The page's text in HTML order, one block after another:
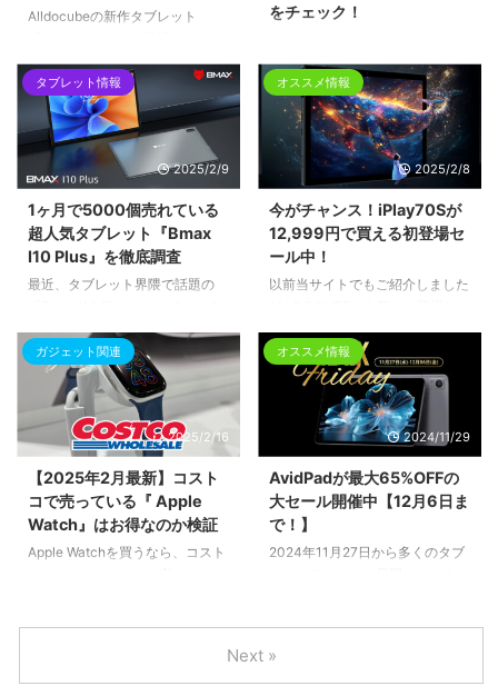
Alldocubeの新作タブレット
インチ2.5Kの高解像度ディスプレ
イ、大容量ストレージ、パワフル
なバッテリーを搭載し、4G LTE
対応のエンターテインメントから
仕事まで幅広く活用できるモデル
です。さらに、前モデルとなる
「iPlay 60 Pro」との比較も行
い、それぞれの特徴を詳しく解説
します。
をチェック！
「N100 Hi10 Max」！現在、
Amazonでは6,000円引きのクー
ポンが配布中で、大変お得に手に
入れるチャンスです。
タブレット情報
2025/2/9
1ヶ月で5000個売れている
超人気タブレット『Bmax
I10 Plus』を徹底調査
最近、タブレット界隈で話題の
く、これはちょっと気になる。
「安いタブレットって結局使えな
いでしょ？」なんて思っている人
もいるかもしれませんが、 実際
に調べてみたら、意外とやるじゃ
んコイツ…！今回はそんなBmax
I10 Plusの魅力を深掘りしていき
たいと思います。
オススメ情報
2025/2/8
今がチャンス！iPlay70Sが
12,999円で買える初登場セ
ール中！
以前当サイトでもご紹介しました
いよ7月8日に発売となりまし
た。初登場特別価格でなんと
12,999円！？日本のAmazonや楽
天で購入可能です。
ガジェット関連
2025/2/16
【2025年2月最新】コスト
コで売っている『 Apple
Watch』はお得なのか検証
Apple Watchを買うなら、コスト
踏まえながら価格を比較し、どこ
オススメ情報
2024/11/29
AvidPadが最大65%OFFの
大セール開催中【12月6日ま
で！】
2024年11月27日から多くのタブ
お得な期間になっています。
Next »